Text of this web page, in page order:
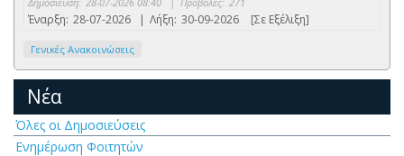
Έναρξη: 28-07-2026 | Λήξη: 30-09-2026 [Σε Εξέλιξη]
Γενικές Ανακοινώσεις
Νέα
Όλες οι Δημοσιεύσεις
Ενημέρωση Φοιτητών